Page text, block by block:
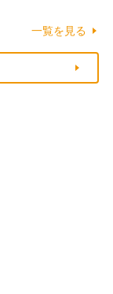
一覧を見る